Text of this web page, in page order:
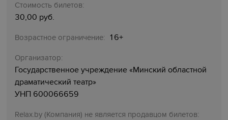
Стоимость билетов:
30,00 руб.
Возрастное ограничение: 16+
Организатор:
Государственное учреждение «Минский областной
драматический театр»
УНП 600066659
Relaх.by (Компания) не является продавцом билетов: